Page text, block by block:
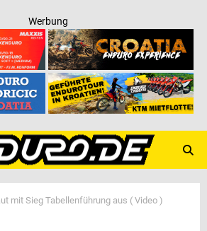
Werbung
mit Sieg Tabellenführung aus ( Video )